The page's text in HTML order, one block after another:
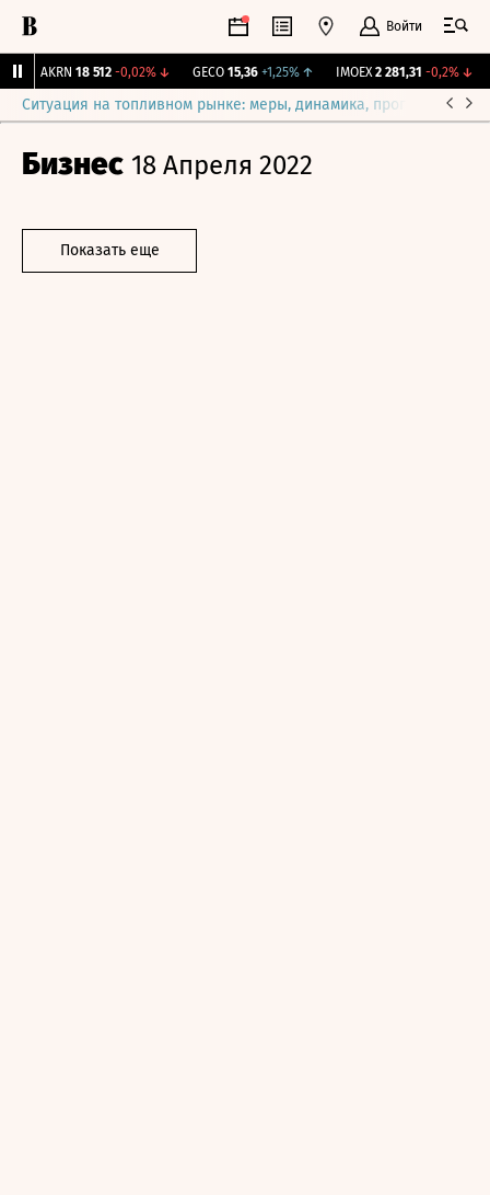
Войти
AKRN 18 512 -0,02%↓ GECO 15,36 +1,25%↑ IMOEX 2 281,31 -0,2%↓
Ситуация на топливном рынке: меры, динамика, прогнозы
Бизнес 18 Апреля 2022
Показать еще